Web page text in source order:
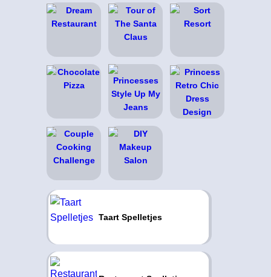
Taart Spelletjes